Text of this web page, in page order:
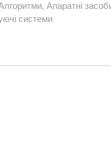
, Апаратні
системи